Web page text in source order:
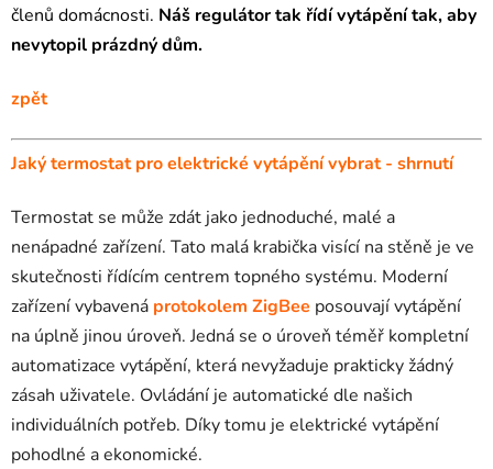
členů domácnosti. Náš regulátor tak řídí vytápění tak, aby
nevytopil prázdný dům.
zpět
Jaký termostat pro elektrické vytápění vybrat - shrnutí
Termostat se může zdát jako jednoduché, malé a
nenápadné zařízení. Tato malá krabička visící na stěně je ve
skutečnosti řídícím centrem topného systému. Moderní
zařízení vybavená protokolem ZigBee posouvají vytápění
na úplně jinou úroveň. Jedná se o úroveň téměř kompletní
automatizace vytápění, která nevyžaduje prakticky žádný
zásah uživatele. Ovládání je automatické dle našich
individuálních potřeb. Díky tomu je elektrické vytápění
pohodlné a ekonomické.